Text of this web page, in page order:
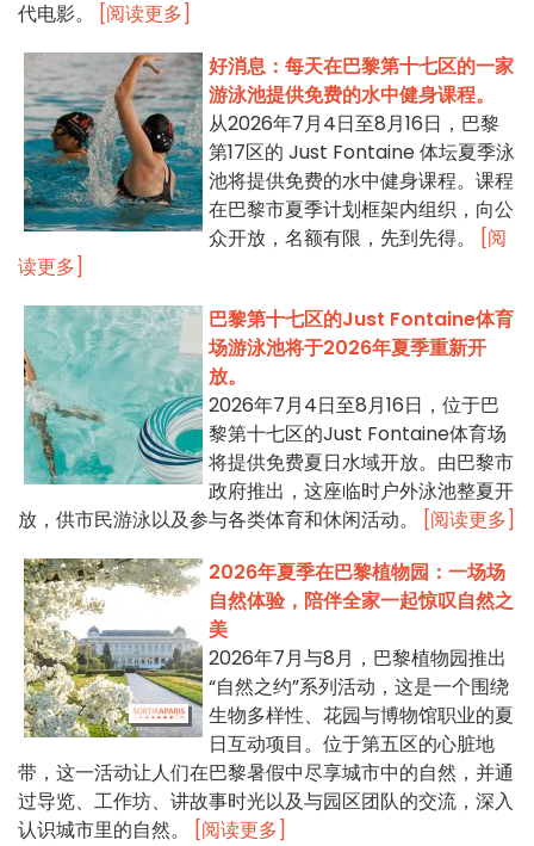
代电影。
[阅读更多]
好消息：每天在巴黎第十七区的一家
游泳池提供免费的水中健身课程。
从2026年7月4日至8月16日，巴黎
第17区的 Just Fontaine 体坛夏季泳
池将提供免费的水中健身课程。课程
在巴黎市夏季计划框架内组织，向公
众开放，名额有限，先到先得。
[阅
读更多]
巴黎第十七区的Just Fontaine体育
场游泳池将于2026年夏季重新开
放。
2026年7月4日至8月16日，位于巴
黎第十七区的Just Fontaine体育场
将提供免费夏日水域开放。由巴黎市
政府推出，这座临时户外泳池整夏开
放，供市民游泳以及参与各类体育和休闲活动。
[阅读更多]
2026年夏季在巴黎植物园：一场场
自然体验，陪伴全家一起惊叹自然之
美
2026年7月与8月，巴黎植物园推出
“自然之约”系列活动，这是一个围绕
生物多样性、花园与博物馆职业的夏
日互动项目。位于第五区的心脏地
带，这一活动让人们在巴黎暑假中尽享城市中的自然，并通
过导览、工作坊、讲故事时光以及与园区团队的交流，深入
认识城市里的自然。
[阅读更多]